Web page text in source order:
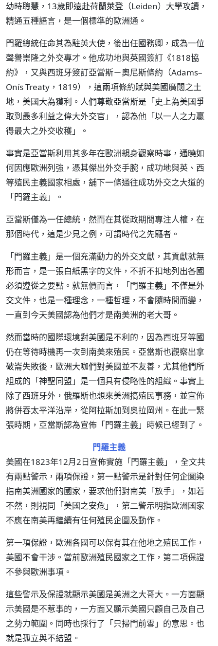
幼時聰慧，13歲即遠赴荷蘭萊登（Leiden）大學攻讀，
精通五種語言，是一個標準的歐洲通。
門羅總統任命其為駐英大使，後出任國務卿，成為一位
聲譽崇隆之外交專才。他成功地與英國簽訂《1818協
約》，又與西班牙簽訂亞當斯－奧尼斯條約（Adams–
Onís Treaty，1819），這兩項條約賦與美國廣闊之土
地，美國大為獲利。人們尊敬亞當斯是「史上為美國爭
取到最多利益之偉大外交官」，認為他「以一人之力贏
得最大之外交收穫」。
事實是亞當斯利用其多年在歐洲親身觀察時事，通曉如
何因應歐洲列強，憑其傑出外交手腕，成功地與英、西
等殖民主義國家相處，舖下一條通往成功外交之大道的
「門羅主義」。
亞當斯僅為一任總統，然而在其從政期間專注人權，在
那個時代，這是少見之例，可謂時代之先驅者。
「門羅主義」是一個充滿動力的外交文獻，其貢獻就無
形而言，是一張白紙黑字的文件，不折不扣地列出各國
必須遵從之要點。就無價而言，「門羅主義」不僅是外
交文件，也是一種理念，一種哲理，不會隨時間而變，
一直到今天美國認為他們才是南美洲的老大哥。
然而當時的國際環境對美國是不利的，因為西班牙等國
仍在等待時機再一次到南美來殖民。亞當斯也觀察出拿
破崙失敗後，歐洲大咖們對美國並不友善，尤其他們所
組成的「神聖同盟」是一個具有侵略性的組織。事實上
除了西班牙外，俄羅斯也想來美洲搞殖民事務，並宣佈
將併吞太平洋沿岸，從阿拉斯加到奧拉岡州。在此一緊
張時期，亞當斯認為宣佈「門羅主義」時候已經到了。
門羅主義
美國在1823年12月2日宣佈實施「門羅主義」，全文共
有兩點警示，兩項保證，第一點警示是針對任何企圖染
指南美洲國家的國家，要求他們對南美「放手」，如若
不然，則視同「美國之安危」，第二警示明指歐洲國家
不應在南美再繼續有任何殖民企圖及動作。
第一項保證，歐洲各國可以保有其在他地之殖民工作，
美國不會干涉。當前歐洲殖民國家之工作，第二項保證
不參與歐洲事項。
這些警示及保證就顯示美國是美洲之大哥大。一方面顯
示美國是不惹事的，一方面又顯示美國只顧自己及自己
之勢力範圍。同時也採行了「只掃門前雪」的意思。也
就是孤立與不結盟。